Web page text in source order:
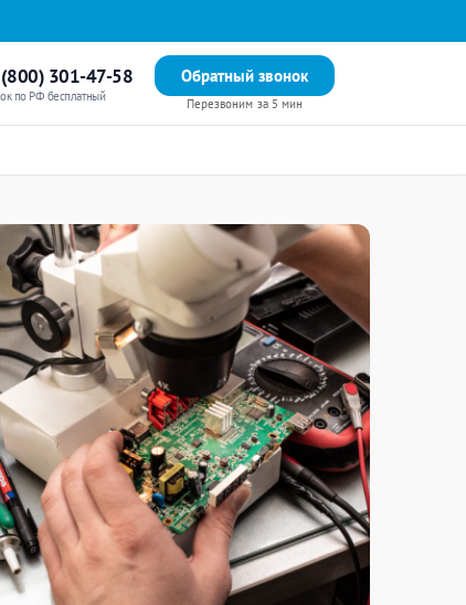
301-47-58
по РФ бесплатный
Обратный звонок
Перезвоним за 5 мин